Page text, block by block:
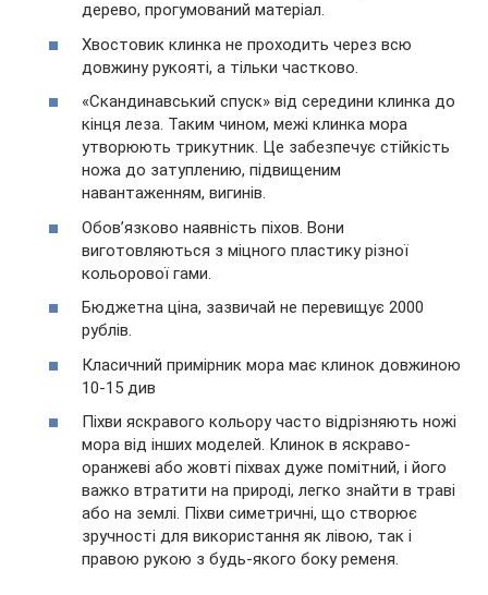
дерево, прогумований матеріал.
Хвостовик клинка не проходить через всю
довжину рукояті, а тільки частково.
«Скандинавський спуск» від середини клинка до
кінця леза. Таким чином, межі клинка мора
утворюють трикутник. Це забезпечує стійкість
ножа до затуплению, підвищеним
навантаженням, вигинів.
Обов’язково наявність піхов. Вони
виготовляються з міцного пластику різної
кольорової гами.
Бюджетна ціна, зазвичай не перевищує 2000
рублів.
Класичний примірник мора має клинок довжиною
10-15 див
Піхви яскравого кольору часто відрізняють ножі
мора від інших моделей. Клинок в яскраво-
оранжеві або жовті піхвах дуже помітний, і його
важко втратити на природі, легко знайти в траві
або на землі. Піхви симетричні, що створює
зручності для використання як лівою, так і
правою рукою з будь-якого боку ременя.